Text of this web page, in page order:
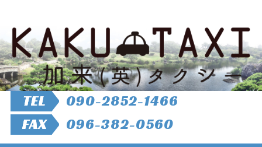
TEL
090-2852-1466
FAX
096-382-0560